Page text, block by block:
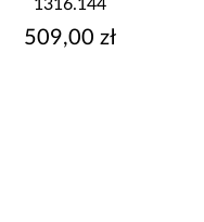
1316.144
509,00 zł